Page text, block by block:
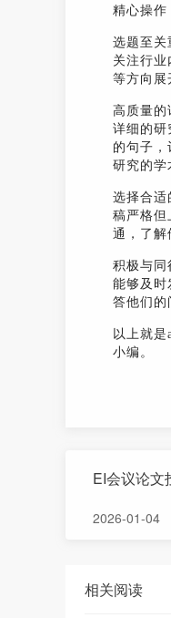
精心操作
选题至关
关注行
等方向展
高质量的
详细的研
的句子
研究的学
选择合适
稿严格但
通，了解
积极与同
能够及时
答他们的
以上就
小编。
EI会议论文
2026-01-04
相关阅读